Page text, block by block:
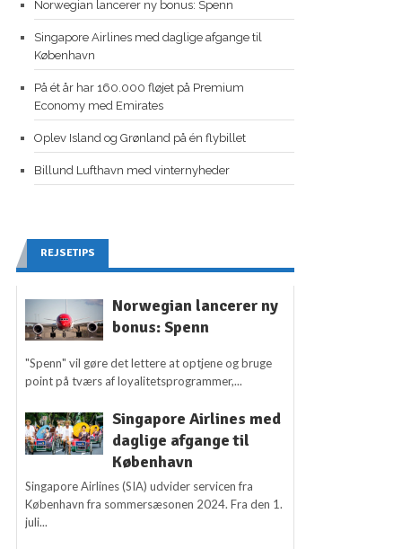
Norwegian lancerer ny bonus: Spenn
Singapore Airlines med daglige afgange til
København
På ét år har 160.000 fløjet på Premium
Economy med Emirates
Oplev Island og Grønland på én flybillet
Billund Lufthavn med vinternyheder
REJSETIPS
Norwegian lancerer ny
bonus: Spenn
"Spenn" vil gøre det lettere at optjene og bruge
point på tværs af loyalitetsprogrammer,...
Singapore Airlines med
daglige afgange til
København
Singapore Airlines (SIA) udvider servicen fra
København fra sommersæsonen 2024. Fra den 1.
juli...